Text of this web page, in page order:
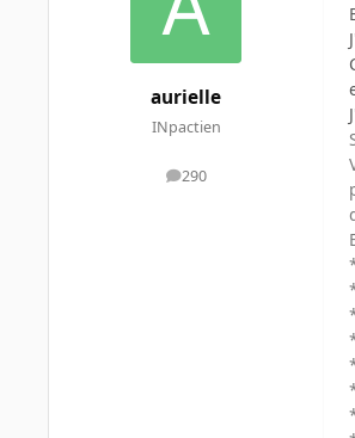
aurielle
INpactien
290
messages